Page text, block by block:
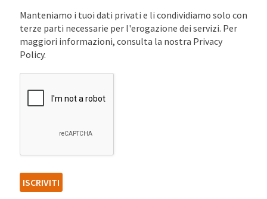
Manteniamo i tuoi dati privati e li condividiamo solo con
terze parti necessarie per l'erogazione dei servizi. Per
maggiori informazioni, consulta la nostra Privacy
Policy.